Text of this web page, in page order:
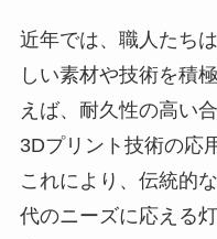
近年では、職人たち
しい素材や技術を積
えば、耐久性の高い
3Dプリント技術の応
これにより、伝統的
代のニーズに応える